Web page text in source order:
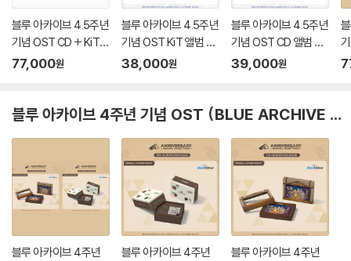
블루 아카이브 4.5주년
기념 OST CD + KiT
앨범 패키지 (BLUE AR
KiT ALBUM PACKA
77,000원
블루 아카이브 4.5주년
기념 OST KiT 앨범 패
키지 (BLUE ARCHIVE
PACKAGE)
38,000원
블루 아카이브 4.5주년
기념 OST CD 앨범 패
키지 (BLUE ARCHIVE
PACKAGE)
39,000원
블루 아카이브 4주년 기념 OST (BLUE ARCHIVE 4th ANNIVERSARY OST)
블루 아카이브 4주년
블루 아카이브 4주년
블루 아카이브 4주년